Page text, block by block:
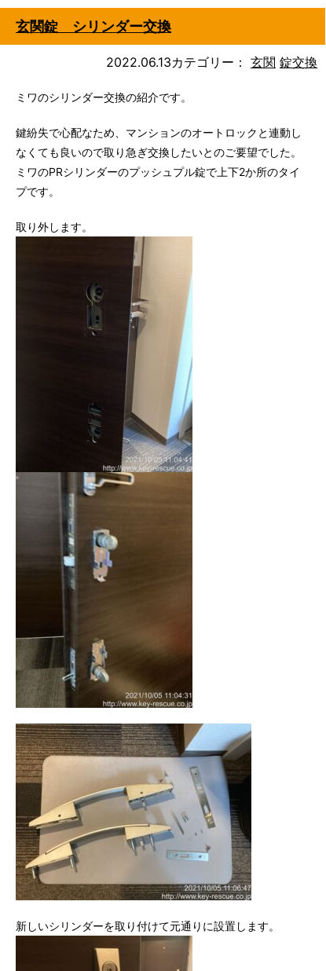
玄関錠 シリンダー交換
2022.06.13カテゴリー： 玄関 錠交換
ミワのシリンダー交換の紹介です。
鍵紛失で心配なため、マンションのオートロックと連動し
なくても良いので取り急ぎ交換したいとのご要望でした。
ミワのPRシリンダーのプッシュプル錠で上下2か所のタイ
プです。
取り外します。
新しいシリンダーを取り付けて元通りに設置します。